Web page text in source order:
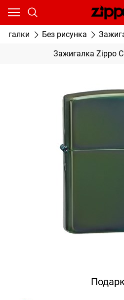
Без рисунка
Зажигалка Zippo
Ваш город - Москва,
От выбранного города зависят